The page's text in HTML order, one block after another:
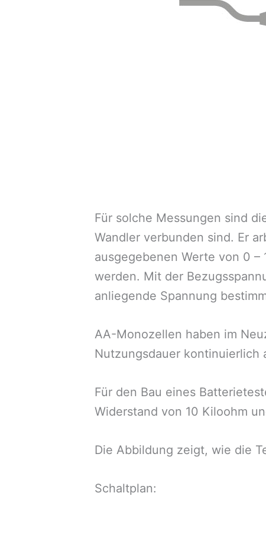
Für solche Messungen sind
Wandler verbunden sind. Er
ausgegebenen Werte von 0 –
werden. Mit der
anliegende Spannung
AA-Monozellen haben im
Nutzungsdauer kontinuierlich
Für den Bau eines
Widerstand von 10 Kiloohm
Die Abbildung zeigt, wie die
Schaltplan: